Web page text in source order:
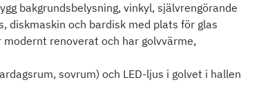
bakgrundsbelysning, vinkyl, självrengörande
diskmaskin och bardisk med plats för glas
renoverat och har golvvärme,
sovrum) och LED-ljus i golvet i hallen